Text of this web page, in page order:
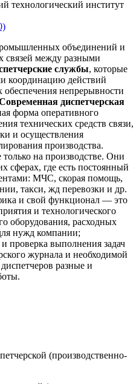
объединений и
связей между разными
службы, которые
координацию действий
непрерывности
диспетчерская
форма оперативного
технических средств связи,
и осуществления
производства.
на производстве. Они
сферах, где есть постоянный
МЧС, скорая помощь,
такси, жд перевозки и др.
и свой функционал — это
и технологического
оборудования, расходных
нужд компании;
проверка выполнения задач
журнала и необходимой
разные и
(производственно-